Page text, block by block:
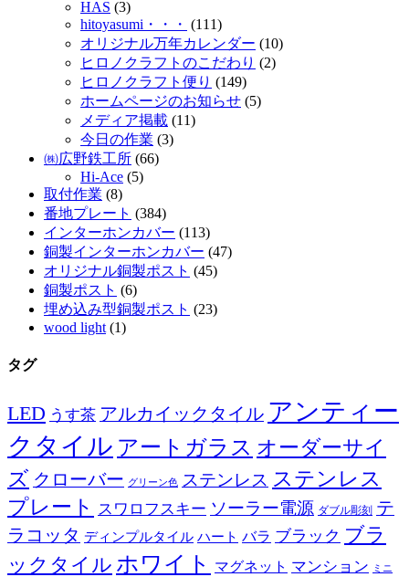
HAS (3)
hitoyasumi・・・ (111)
オリジナル万年カレンダー (10)
ヒロノクラフトのこだわり (2)
ヒロノクラフト便り (149)
ホームページのお知らせ (5)
メディア掲載 (11)
今日の作業 (3)
㈱広野鉄工所 (66)
Hi-Ace (5)
取付作業 (8)
番地プレート (384)
インターホンカバー (113)
銅製インターホンカバー (47)
オリジナル銅製ポスト (45)
銅製ポスト (6)
埋め込み型銅製ポスト (23)
wood light (1)
タグ
LED うす茶 アルカイックタイル アンティー
クタイル アートガラス オーダーサイ
ズ クローバー グリーン色 ステンレス ステンレス
プレート スワロフスキー ソーラー電源 ダブル彫刻 テ
ラコッタ ディンプルタイル ハート バラ ブラック ブラ
ックタイル ホワイト マグネット マンション ミニ